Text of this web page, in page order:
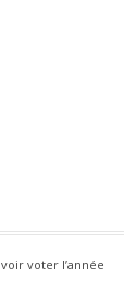
voter l’année